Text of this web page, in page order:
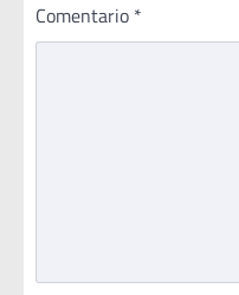
Comentario *